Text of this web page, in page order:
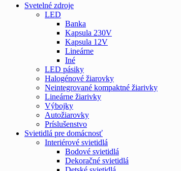
Svetelné zdroje
LED
Banka
Kapsula 230V
Kapsula 12V
Lineárne
Iné
LED pásiky
Halogénové žiarovky
Neintegrované kompaktné žiarivky
Lineárne žiarivky
Výbojky
Autožiarovky
Príslušenstvo
Svietidlá pre domácnosť
Interiérové svietidlá
Bodové svietidlá
Dekoračné svietidlá